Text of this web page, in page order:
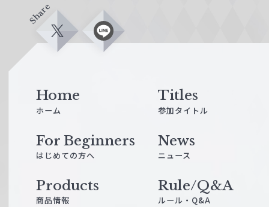
Share
X L
i
Home
ホーム
Titles
参加タイトル
For Beginners
はじめての方へ
News
ニュース
Products
商品情報
Rule/Q&A
ルール・Q&A